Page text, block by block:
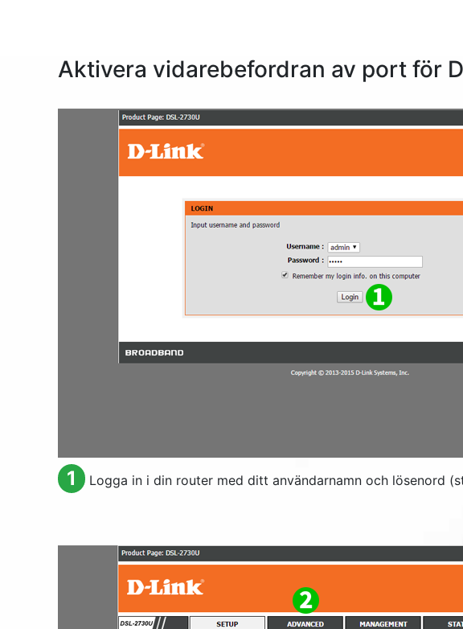
Aktivera vidarebefordran av port för
1 Logga in i din router med ditt användarnamn och lösenord